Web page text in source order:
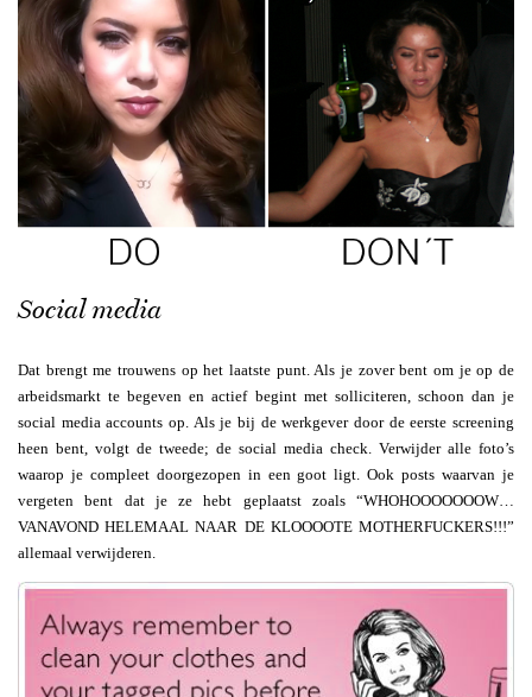
Social media
Dat brengt me trouwens op het laatste punt. Als je zover bent om je op de
arbeidsmarkt te begeven en actief begint met solliciteren, schoon dan je
social media accounts op. Als je bij de werkgever door de eerste screening
heen bent, volgt de tweede; de social media check. Verwijder alle foto’s
waarop je compleet doorgezopen in een goot ligt. Ook posts waarvan je
vergeten bent dat je ze hebt geplaatst zoals “WHOHOOOOOOOW…
VANAVOND HELEMAAL NAAR DE KLOOOOTE MOTHERFUCKERS!!!”
allemaal verwijderen.